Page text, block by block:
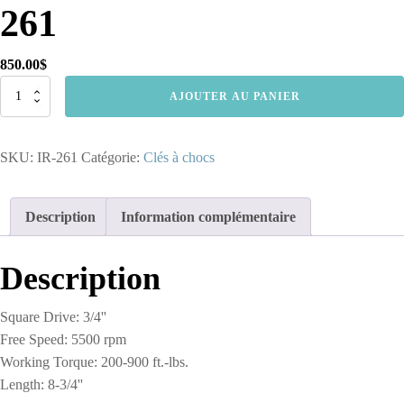
261
850.00$
quantité
-
AJOUTER AU PANIER
SKU: IR-261 Catégorie: Clés à chocs
Description Information complémentaire
Description
Square Drive: 3/4''
Free Speed: 5500 rpm
Working Torque: 200-900 ft.-lbs.
Length: 8-3/4''